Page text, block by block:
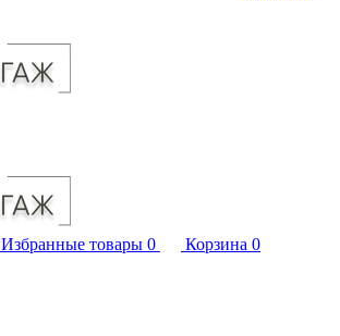
Избранные товары 0 Корзина 0